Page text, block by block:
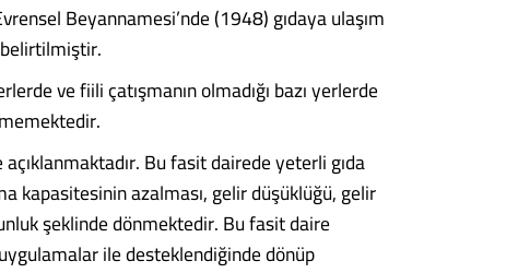
Beyannamesi’nde (1948) gıdaya ulaşım
belirtilmiştir.
ve fiili çatışmanın olmadığı bazı yerlerde
Bu fasit dairede yeterli gıda
kapasitesinin azalması, gelir düşüklüğü, gelir
şeklinde dönmektedir. Bu fasit daire
ile desteklendiğinde dönüp